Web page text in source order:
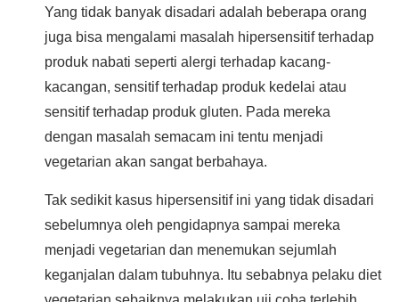
Yang tidak banyak disadari adalah beberapa orang
juga bisa mengalami masalah hipersensitif terhadap
produk nabati seperti alergi terhadap kacang-
kacangan, sensitif terhadap produk kedelai atau
sensitif terhadap produk gluten. Pada mereka
dengan masalah semacam ini tentu menjadi
vegetarian akan sangat berbahaya.
Tak sedikit kasus hipersensitif ini yang tidak disadari
sebelumnya oleh pengidapnya sampai mereka
menjadi vegetarian dan menemukan sejumlah
keganjalan dalam tubuhnya. Itu sebabnya pelaku diet